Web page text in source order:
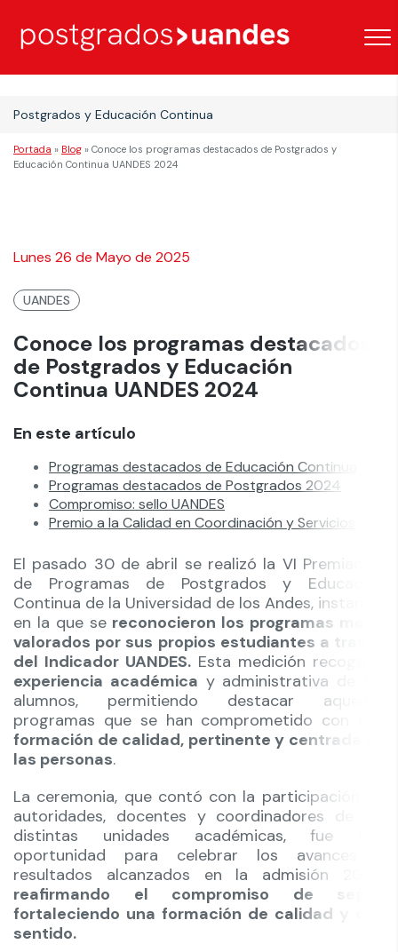
Postgrados y Educación Continua
Portada » Blog » Conoce los programas destacados de Postgrados y
Educación Continua UANDES 2024
Lunes 26 de Mayo de 2025
UANDES
Conoce los programas destacados
de Postgrados y Educación
Continua UANDES 2024
En este artículo
Programas destacados de Educación Continua
Programas destacados de Postgrados 2024
Compromiso: sello UANDES
Premio a la Calidad en Coordinación y Servicios
El pasado 30 de abril se realizó la VI Premiación
de Programas de Postgrados y Educación
Continua de la Universidad de los Andes, instancia
en la que se reconocieron los programas mejor
valorados por sus propios estudiantes a través
del Indicador UANDES. Esta medición recoge la
experiencia académica y administrativa de los
alumnos, permitiendo destacar aquellos
programas que se han comprometido con una
formación de calidad, pertinente y centrada en
las personas.
La ceremonia, que contó con la participación de
autoridades, docentes y coordinadores de las
distintas unidades académicas, fue una
oportunidad para celebrar los avances y
resultados alcanzados en la admisión 2024,
reafirmando el compromiso de seguir
fortaleciendo una formación de calidad y con
sentido.